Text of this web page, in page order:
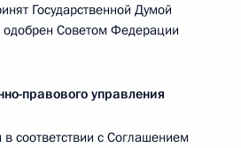
Государственной Думой
Советом Федерации
правового управления
соответствии с Соглашением